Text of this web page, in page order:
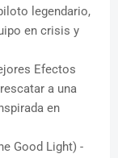
legendario,
en crisis y
Efectos
a una
en
Good Light) -